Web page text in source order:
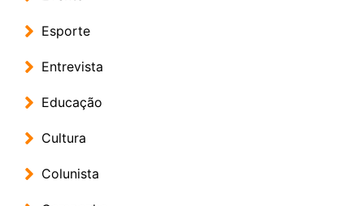
Esporte
Entrevista
Educação
Cultura
Colunista